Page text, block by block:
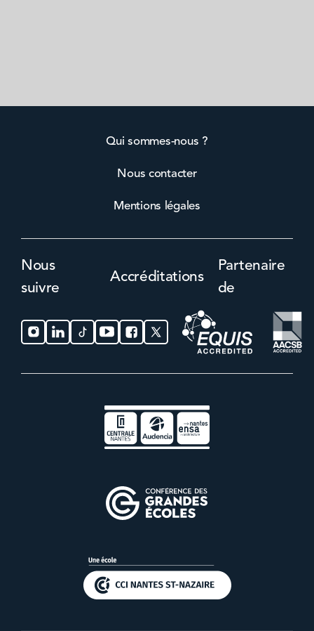
Qui sommes-nous ?
Nous contacter
Mentions légales
Nous
suivre
Accréditations
Partenaire
de